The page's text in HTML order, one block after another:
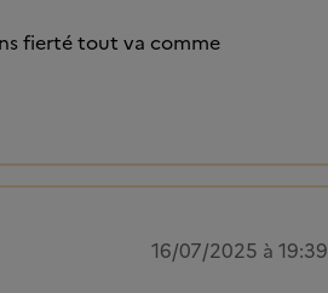
fierté tout va comme
16/07/2025 à 19:39